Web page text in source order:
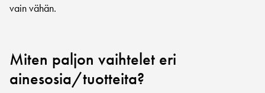
vain vähän.
Miten paljon vaihtelet eri
ainesosia/tuotteita?